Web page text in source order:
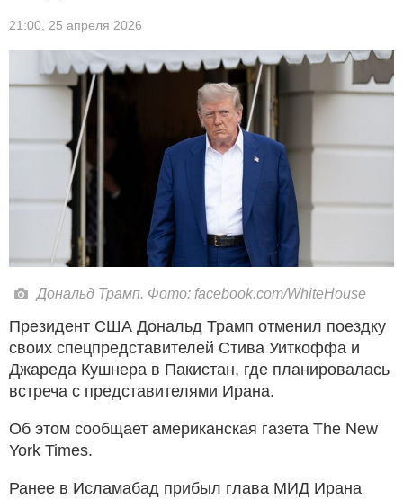
21:00, 25 апреля 2026
Дональд Трамп. Фото: facebook.com/WhiteHouse
Президент США Дональд Трамп отменил поездку
своих спецпредставителей Стива Уиткоффа и
Джареда Кушнера в Пакистан, где планировалась
встреча с представителями Ирана.
Об этом сообщает американская газета The New
York Times.
Ранее в Исламабад прибыл глава МИД Ирана